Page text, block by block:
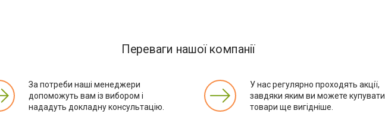
Переваги нашої компанії
За потреби наші менеджери
допоможуть вам із вибором і
нададуть докладну консультацію.
У нас регулярно проходять акції,
завдяки яким ви можете купувати
товари ще вигідніше.